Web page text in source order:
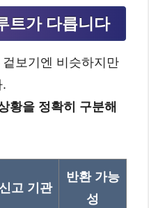
트가 다릅니다
보기엔 비슷하지만
황을 정확히 구분해
신고 기관
반환 가능
성